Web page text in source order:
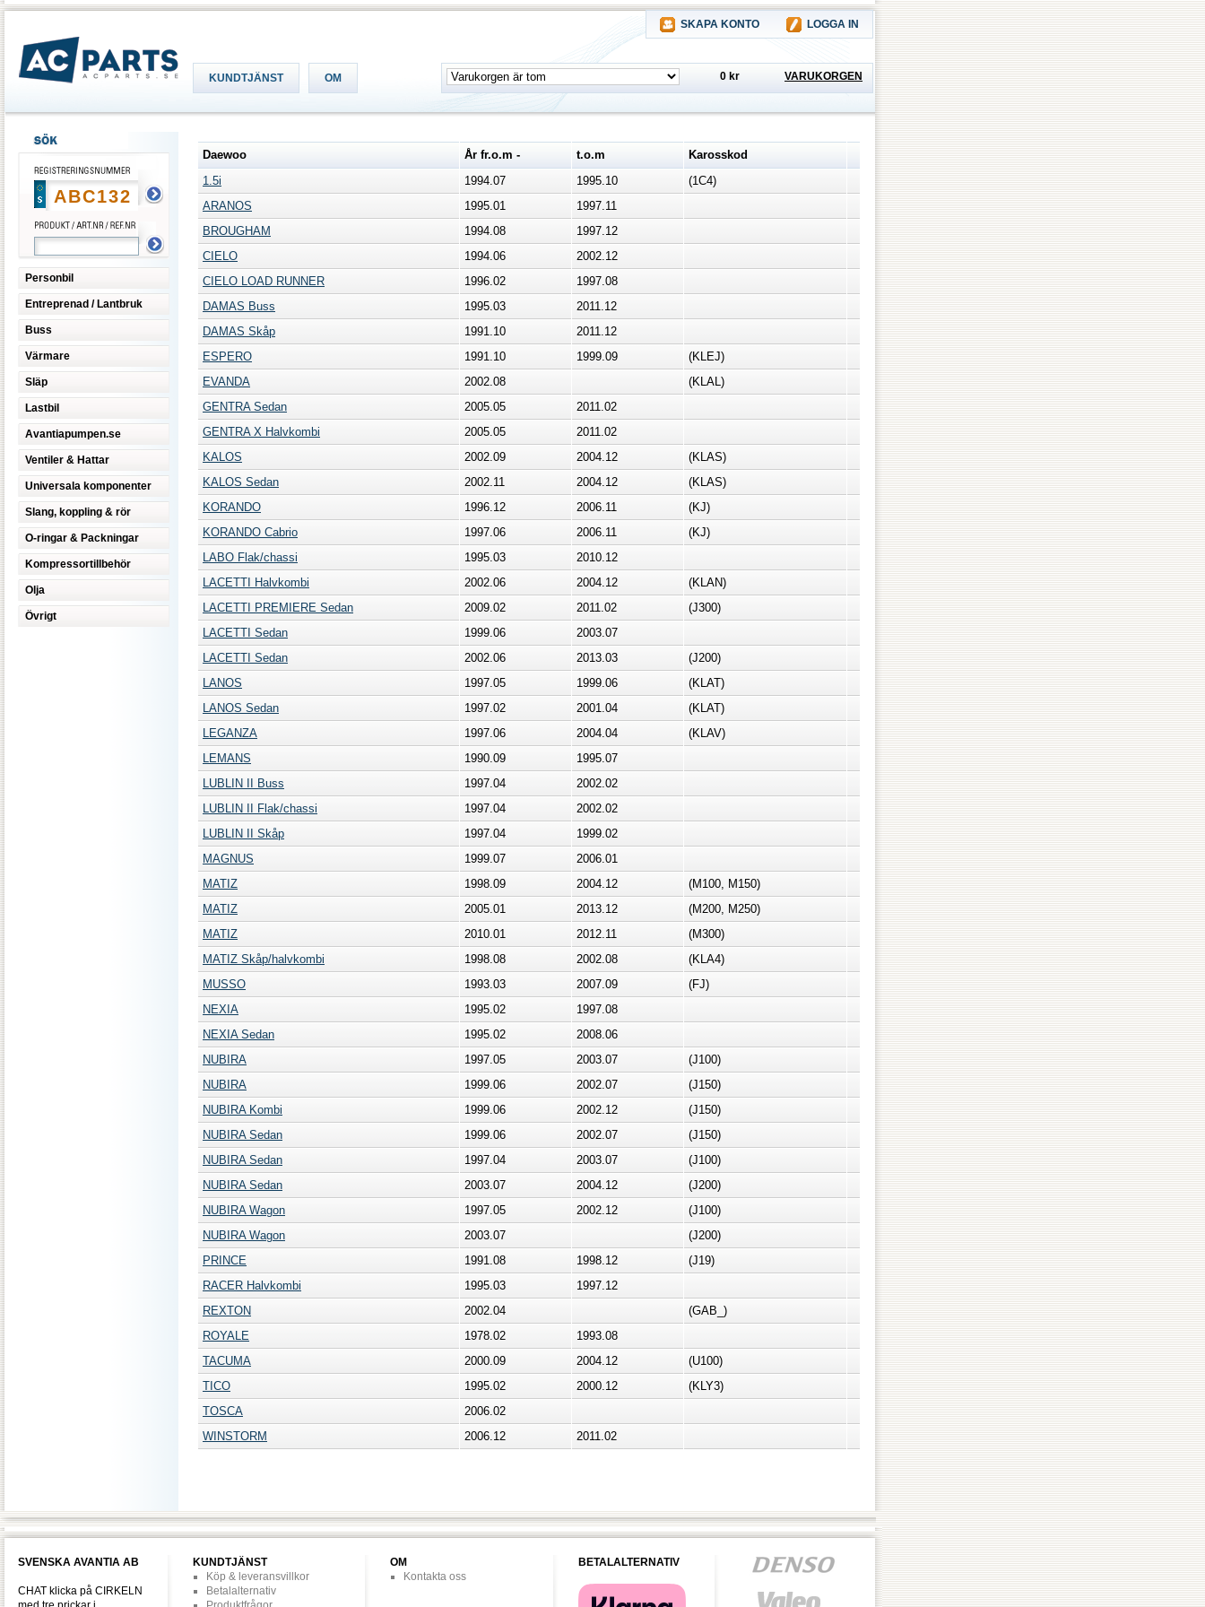
SKAPA KONTO LOGGA IN
KUNDTJÄNST OM 0 kr VARUKORGEN
Personbil
Entreprenad / Lantbruk
Buss
Värmare
Släp
Lastbil
Avantiapumpen.se
Ventiler & Hattar
Universala komponenter
Slang, koppling & rör
O-ringar & Packningar
Kompressortillbehör
Olja
Övrigt
Daewoo År fr.o.m - t.o.m
Karosskod
1.5i
1994.07 1995.10
(1C4)
ARANOS
1995.01
1997.11
BROUGHAM
1994.08
1997.12
CIELO
1994.06
2002.12
CIELO LOAD RUNNER
1996.02
1997.08
DAMAS Buss
1995.03
2011.12
DAMAS Skåp
1991.10
2011.12
ESPERO
1991.10 1999.09
(KLEJ)
EVANDA
2002.08
(KLAL)
GENTRA Sedan
2005.05
2011.02
GENTRA X Halvkombi
2005.05
2011.02
KALOS
2002.09 2004.12
(KLAS)
KALOS Sedan
2002.11 2004.12
(KLAS)
KORANDO
1996.12 2006.11
(KJ)
KORANDO Cabrio
1997.06 2006.11
(KJ)
LABO Flak/chassi
1995.03
2010.12
LACETTI Halvkombi
2002.06 2004.12
(KLAN)
LACETTI PREMIERE Sedan
2009.02 2011.02
(J300)
LACETTI Sedan
1999.06
2003.07
LACETTI Sedan
2002.06 2013.03
(J200)
LANOS
1997.05 1999.06
(KLAT)
LANOS Sedan
1997.02 2001.04
(KLAT)
LEGANZA
1997.06 2004.04
(KLAV)
LEMANS
1990.09
1995.07
LUBLIN II Buss
1997.04
2002.02
LUBLIN II Flak/chassi
1997.04
2002.02
LUBLIN II Skåp
1997.04
1999.02
MAGNUS
1999.07
2006.01
MATIZ
1998.09 2004.12
(M100, M150)
MATIZ
2005.01 2013.12
(M200, M250)
MATIZ
2010.01 2012.11
(M300)
MATIZ Skåp/halvkombi
1998.08 2002.08
(KLA4)
MUSSO
1993.03 2007.09
(FJ)
NEXIA
1995.02
1997.08
NEXIA Sedan
1995.02
2008.06
NUBIRA
1997.05 2003.07
(J100)
NUBIRA
1999.06 2002.07
(J150)
NUBIRA Kombi
1999.06 2002.12
(J150)
NUBIRA Sedan
1999.06 2002.07
(J150)
NUBIRA Sedan
1997.04 2003.07
(J100)
NUBIRA Sedan
2003.07 2004.12
(J200)
NUBIRA Wagon
1997.05 2002.12
(J100)
NUBIRA Wagon
2003.07
(J200)
PRINCE
1991.08 1998.12
(J19)
RACER Halvkombi
1995.03
1997.12
REXTON
2002.04
(GAB_)
ROYALE
1978.02
1993.08
TACUMA
2000.09 2004.12
(U100)
TICO
1995.02 2000.12
(KLY3)
TOSCA
2006.02
WINSTORM
2006.12 2011.02
SVENSKA AVANTIA AB
CHAT klicka på CIRKELN
KUNDTJÄNST
Köp & leveransvillkor
Betalalternativ
OM
Kontakta oss
BETALALTERNATIV